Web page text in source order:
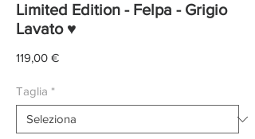
Limited Edition - Felpa - Grigio
Lavato ♥
119,00 €Prezzo
Taglia *